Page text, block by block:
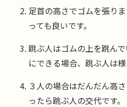
足首の高さでゴムを張り
っても良いです。
跳ぶ人はゴムの上を跳ん
にできる場合、跳ぶ人は
３人の場合はだんだん高
ったら跳ぶ人の交代です